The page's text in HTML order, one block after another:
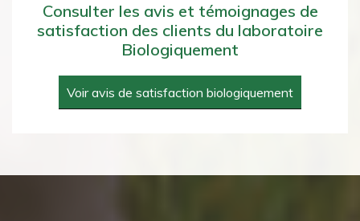
Consulter les avis et témoignages de
satisfaction des clients du laboratoire
Biologiquement
Voir avis de satisfaction biologiquement